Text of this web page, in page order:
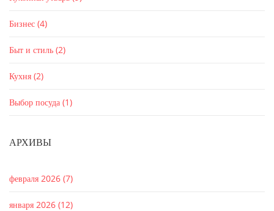
Бизнес (4)
Быт и стиль (2)
Кухня (2)
Выбор посуда (1)
АРХИВЫ
февраля 2026 (7)
января 2026 (12)